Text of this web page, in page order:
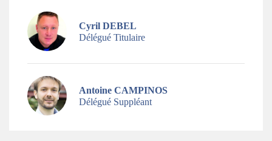
Cyril DEBEL
Délégué Titulaire
Antoine CAMPINOS
Délégué Suppléant